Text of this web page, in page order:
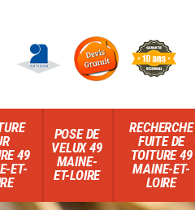
49
ET-
POSE DE
VELUX 49
MAINE-
ET-LOIRE
RECHERCHE
FUITE DE
TOITURE 49
MAINE-ET-
LOIRE